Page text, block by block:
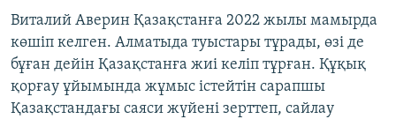
Виталий Аверин Қазақстанға 2022 жылы мамырда
көшіп келген. Алматыда туыстары тұрады, өзі де
бұған дейін Қазақстанға жиі келіп тұрған. Құқық
қорғау ұйымында жұмыс істейтін сарапшы
Қазақстандағы саяси жүйені зерттеп, сайлау